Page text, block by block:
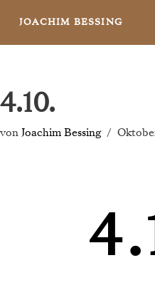
JOACHIM BESSING
4.10.
von Joachim Bessing